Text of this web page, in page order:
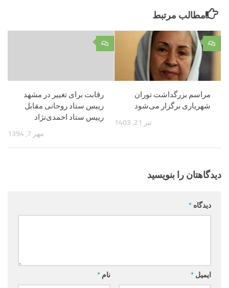
مطالب مرتبط
۰
رقابت برای تغییر در مشهد
رییس ستاد روحانی مقابل
رییس ستاد احمدی‌نژاد
مهر 7, 1394
۰
مراسم بزرگداشت توران
شهریاری برگزار می‌شود
تیر 21, 1403
دیدگاهتان را بنویسید
دیدگاه *
نام * ایمیل *